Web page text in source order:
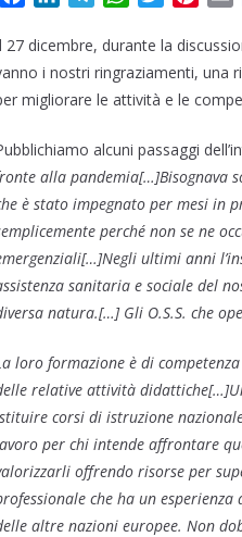
c
e
b
o
k
n
k
e
I
n
l
e
g
a
m
a
t
s
p
p
i
t
t
r
n
t
e
e
s
t
a
i
l
27 dicembre, durante la
i nostri ringraziamenti, una
migliorare le attività e le
alcuni passaggi
alla pandemia[…]Bisognava
è stato impegnato per mesi in
perché non se ne
ultimi anni
sanitaria e sociale del
natura.[…] Gli O.S.S. che
loro formazione è di
relative attività
corsi di istruzione
per chi intende affrontare
offrendo risorse per
che ha un
altre nazioni europee. Non